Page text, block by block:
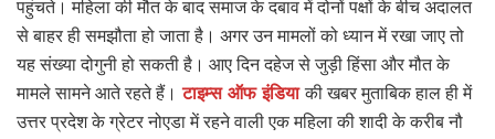
पहुंचते। महिला की मौत के बाद समाज के दबाव में दोनों पक्षों के बीच अदालत
से बाहर ही समझौता हो जाता है। अगर उन मामलों को ध्यान में रखा जाए तो
यह संख्या दोगुनी हो सकती है। आए दिन दहेज से जुड़ी हिंसा और मौत के
मामले सामने आते रहते हैं। टाइम्स ऑफ इंडियाकी खबर मुताबिक हाल ही में
उत्तर प्रदेश के ग्रेटर नोएडा में रहने वाली एक महिला की शादी के करीब नौ